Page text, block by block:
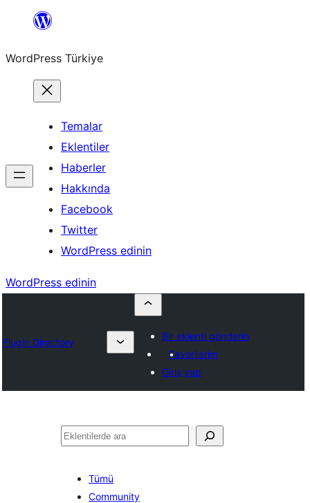
İçeriğe
WordPress Türkiye
Temalar
Eklentiler
Haberler
Hakkında
Facebook
Twitter
WordPress edinin
WordPress edinin
Plugin Directory
Bir eklenti gönderin
Favorilerim
Giriş yap
Ara
Tümü
Community